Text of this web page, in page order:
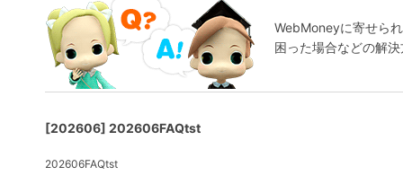
WebMoneyに寄せら
困った場合などの解
[202606] 202606FAQtst
202606FAQtst